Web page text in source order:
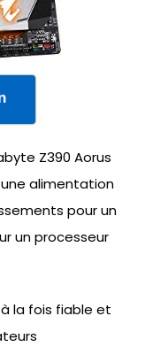
Z390 Aorus
une alimentation
pour un
un processeur
la fois fiable et